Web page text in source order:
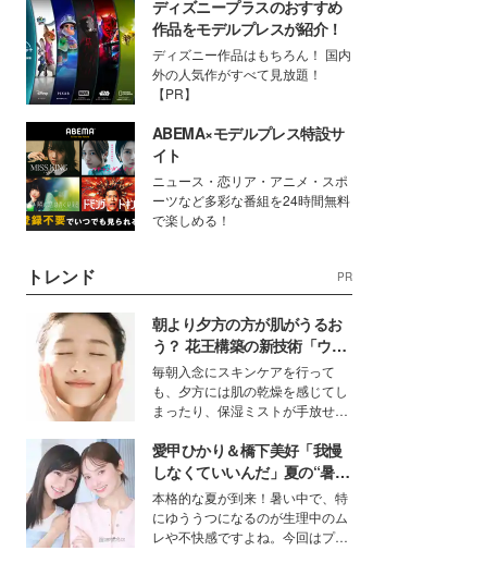
ディズニープラスのおすすめ
作品をモデルプレスが紹介！
ディズニー作品はもちろん！ 国内
外の人気作がすべて見放題！
【PR】
ABEMA×モデルプレス特設サ
イト
ニュース・恋リア・アニメ・スポ
ーツなど多彩な番組を24時間無料
で楽しめる！
トレンド PR
朝より夕方の方が肌がうるお
う？ 花王構築の新技術「ウォ
ーターキャプチャリングスキ
ン（捕水肌）」がスキンケア
の常識を変える予感
毎朝入念にスキンケアを行って
も、夕方には肌の乾燥を感じてし
まったり、保湿ミストが手放せな
な美容の常識を大きく変える可能
性を秘めた、革新的な「Water
Capturing Skin（ウォーターキャ
プチャリングスキン：捕水肌）」
技術を、花王が構築した。
愛甲ひかり＆橋下美好「我慢
しなくていいんだ」夏の“暑さ
対策”の新しい選択肢とは？
本格的な夏が到来！暑い中で、特
にゆううつになるのが生理中のム
レや不快感ですよね。今回はプラ